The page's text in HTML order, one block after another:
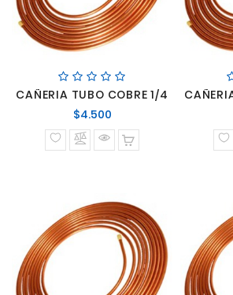
CAÑERIA TUBO COBRE 1/4
$4.500Precio
normal